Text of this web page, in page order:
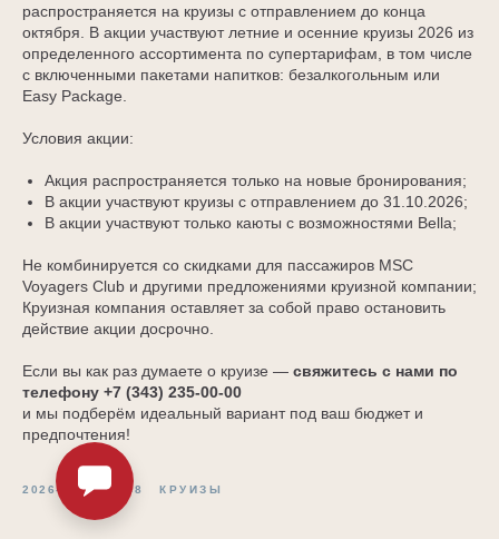
распространяется на круизы с отправлением до конца
октября. В акции участвуют летние и осенние круизы 2026 из
определенного ассортимента по супертарифам, в том числе
с включенными пакетами напитков: безалкогольным или
Easy Package.
Условия акции:
Акция распространяется только на новые бронирования;
В акции участвуют круизы с отправлением до 31.10.2026;
В акции участвуют только каюты с возможностями Bella;
Не комбинируется со скидками для пассажиров MSC
Voyagers Club и другими предложениями круизной компании;
Круизная компания оставляет за собой право остановить
действие акции досрочно.
Если вы как раз думаете о круизе — свяжитесь с нами по
телефону +7 (343) 235‑00‑00
и мы подберём идеальный вариант под ваш бюджет и
предпочтения!
2026-05-31 13:48 КРУИЗЫ